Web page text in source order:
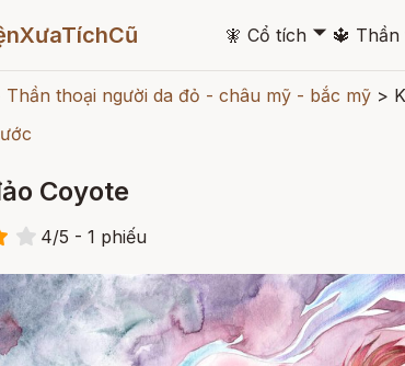
🧚 Cổ tích 🞃 🔱 Thần
Thần thoại người da đỏ - châu mỹ - bắc mỹ >
Coyote
4/5 - 1 phiếu